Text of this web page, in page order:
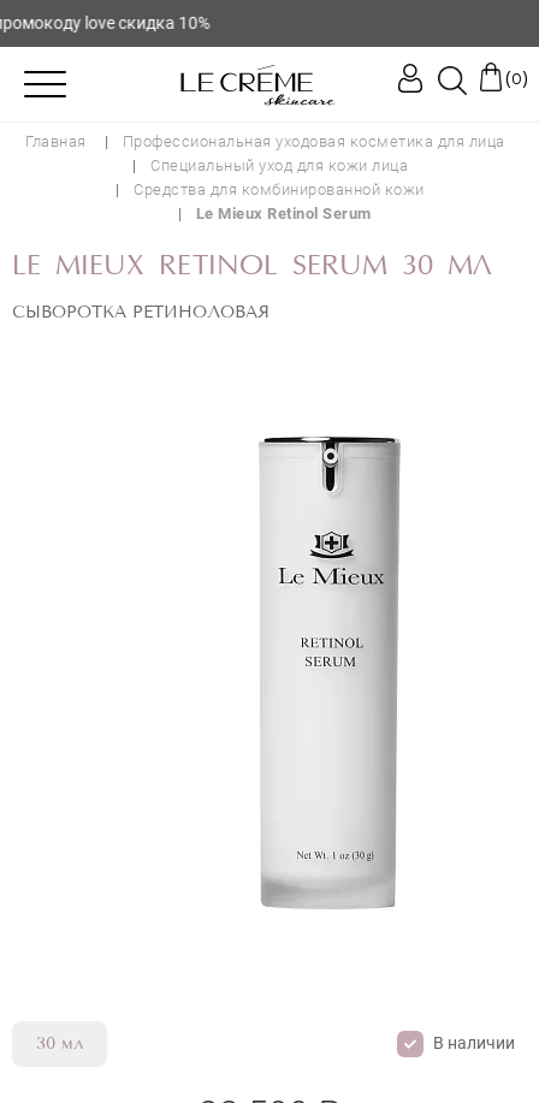
love скидка 10%
(0)
Главная
Профессиональная уходовая косметика для лица
Специальный уход для кожи лица
Средства для комбинированной кожи
Le Mieux Retinol Serum
LE MIEUX RETINOL SERUM 30 МЛ
СЫВОРОТКА РЕТИНОЛОВАЯ
30 мл В наличии